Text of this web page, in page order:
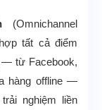
(Omnichannel
tất cả điểm
— từ Facebook,
hàng offline —
nghiệm liền